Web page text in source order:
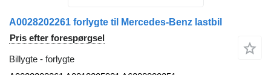
A0028202261 forlygte til Mercedes-Benz lastbil
Pris efter forespørgsel
Billygte - forlygte